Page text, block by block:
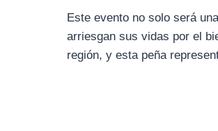
Este evento no solo será
arriesgan sus vidas por el
región, y esta peña